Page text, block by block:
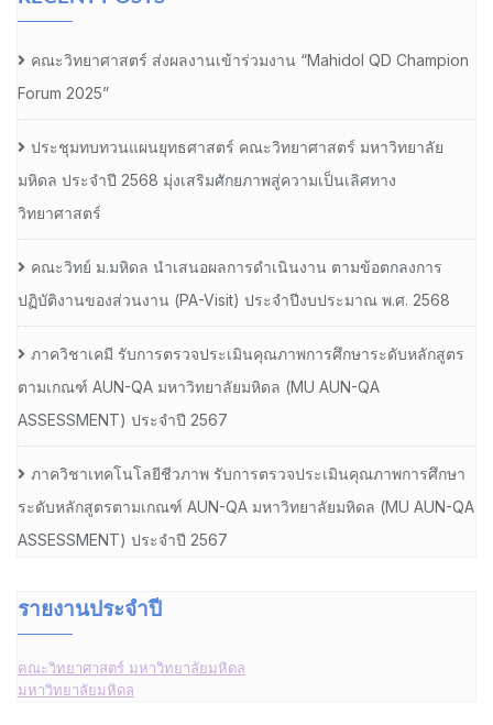
คณะวิทยาศาสตร์ ส่งผลงานเข้าร่วมงาน “Mahidol QD Champion
Forum 2025”
ประชุมทบทวนแผนยุทธศาสตร์ คณะวิทยาศาสตร์ มหาวิทยาลัย
มหิดล ประจำปี 2568 มุ่งเสริมศักยภาพสู่ความเป็นเลิศทาง
วิทยาศาสตร์
คณะวิทย์ ม.มหิดล นำเสนอผลการดำเนินงาน ตามข้อตกลงการ
ปฏิบัติงานของส่วนงาน (PA-Visit) ประจำปีงบประมาณ พ.ศ. 2568
ภาควิชาเคมี รับการตรวจประเมินคุณภาพการศึกษาระดับหลักสูตร
ตามเกณฑ์ AUN-QA มหาวิทยาลัยมหิดล (MU AUN-QA
ASSESSMENT) ประจำปี 2567
ภาควิชาเทคโนโลยีชีวภาพ รับการตรวจประเมินคุณภาพการศึกษา
ระดับหลักสูตรตามเกณฑ์ AUN-QA มหาวิทยาลัยมหิดล (MU AUN-QA
ASSESSMENT) ประจำปี 2567
รายงานประจำปี
คณะวิทยาศาสตร์ มหาวิทยาลัยมหิดล
มหาวิทยาลัยมหิดล